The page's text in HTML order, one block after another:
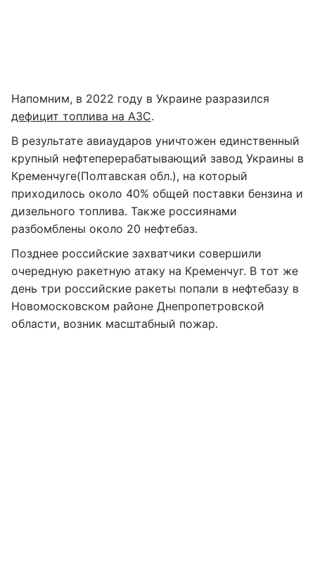
Напомним, в 2022 году в Украине разразился
дефицит топлива на АЗС.
В результате авиаударов уничтожен единственный
крупный нефтеперерабатывающий завод Украины в
Кременчуге(Полтавская обл.), на который
приходилось около 40% общей поставки бензина и
дизельного топлива. Также россиянами
разбомблены около 20 нефтебаз.
Позднее российские захватчики совершили
очередную ракетную атаку на Кременчуг. В тот же
день три российские ракеты попали в нефтебазу в
Новомосковском районе Днепропетровской
области, возник масштабный пожар.